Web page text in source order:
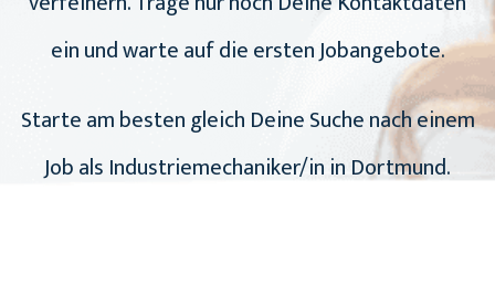
ein und warte auf die ersten Jobangebote.
Starte am besten gleich Deine Suche nach einem
Job als Industriemechaniker/in in Dortmund.